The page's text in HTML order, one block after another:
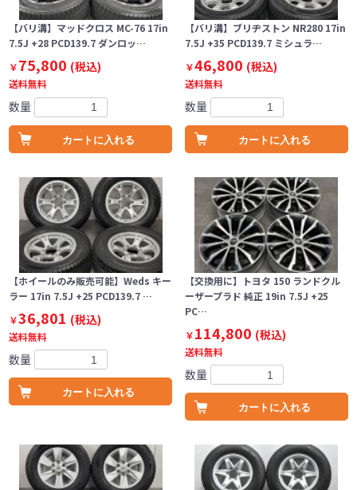
【バリ溝】マッドクロス MC-76 17in
7.5J +28 PCD139.7 ダンロッ…
￥75,800 (税込)
送料無料
数量
カートに入れる
【バリ溝】ブリヂストン NR280 17in
7.5J +35 PCD139.7 ミシュラ…
￥46,800 (税込)
送料無料
数量
カートに入れる
【ホイールのみ販売可能】Weds キー
ラー 17in 7.5J +25 PCD139.7 …
￥36,801 (税込)
送料無料
数量
カートに入れる
【交換用に】トヨタ 150 ランドクル
ーザープラド 純正 19in 7.5J +25
PC…
￥114,800 (税込)
送料無料
数量
カートに入れる